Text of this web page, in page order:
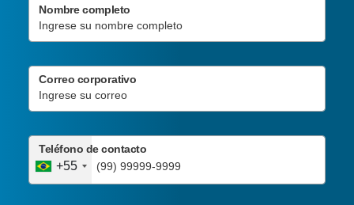
Nombre completo
Correo corporativo
+55
Teléfono de contacto